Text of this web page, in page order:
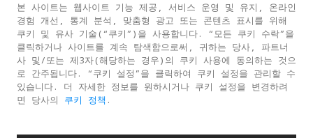
본 사이트는 웹사이트 기능 제공, 서비스 운영 및 유지, 온라인
경험 개선, 통계 분석, 맞춤형 광고 또는 콘텐츠 표시를 위해
쿠키 및 유사 기술(“쿠키”)을 사용합니다. “모든 쿠키 수락”을
클릭하거나 사이트를 계속 탐색함으로써, 귀하는 당사, 파트너
사 및/또는 제3자(해당하는 경우)의 쿠키 사용에 동의하는 것으
로 간주됩니다. “쿠키 설정”을 클릭하여 쿠키 설정을 관리할 수
있습니다. 더 자세한 정보를 원하시거나 쿠키 설정을 변경하려
면 당사의 쿠키 정책 .